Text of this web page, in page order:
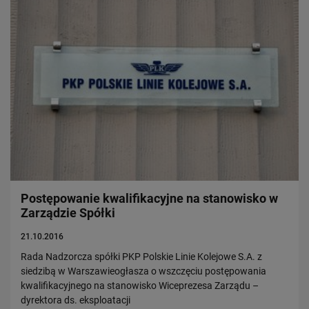
Postępowanie kwalifikacyjne na stanowisko w
Zarządzie Spółki
21.10.2016
Rada Nadzorcza spółki PKP Polskie Linie Kolejowe S.A. z
siedzibą w Warszawieogłasza o wszczęciu postępowania
kwalifikacyjnego na stanowisko Wiceprezesa Zarządu –
dyrektora ds. eksploatacji